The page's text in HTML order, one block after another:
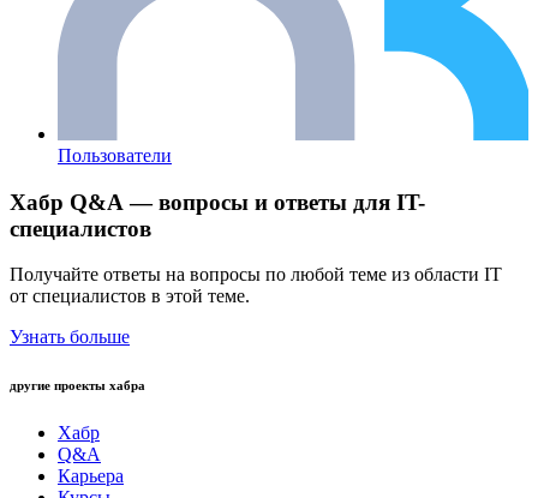
Пользователи
Хабр Q&A — вопросы и ответы для IT-
специалистов
Получайте ответы на вопросы по любой теме из области IT
от специалистов в этой теме.
Узнать больше
другие проекты хабра
Хабр
Q&A
Карьера